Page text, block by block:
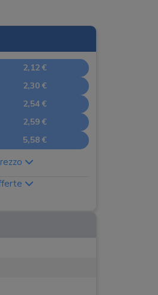
2,12 €
2,30 €
2,54 €
2,59 €
5,58 €